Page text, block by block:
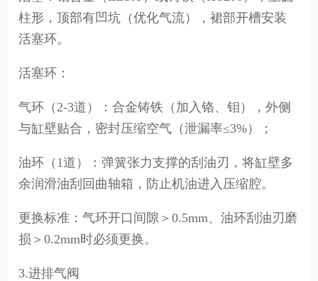
柱形，顶部有凹坑（优化气流），裙部开槽安装
活塞环。
活塞环：
气环（2-3道）：合金铸铁（加入铬、钼），外侧
与缸壁贴合，密封压缩空气（泄漏率≤3%）；
油环（1道）：弹簧张力支撑的刮油刃，将缸壁多
余润滑油刮回曲轴箱，防止机油进入压缩腔。
更换标准：气环开口间隙＞0.5mm、油环刮油刃磨
损＞0.2mm时必须更换。
3.进排气阀